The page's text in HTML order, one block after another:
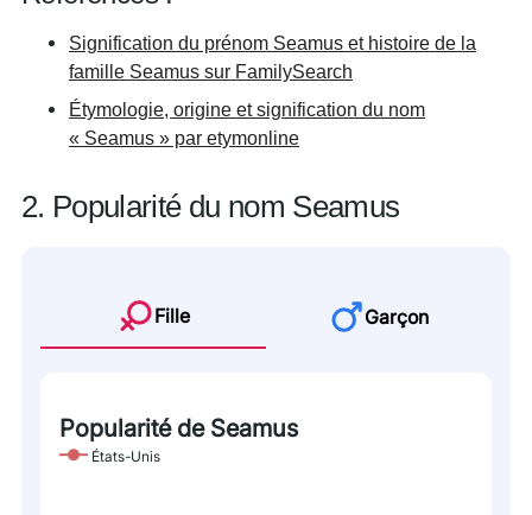
Signification du prénom Seamus et histoire de la
famille Seamus sur FamilySearch
Étymologie, origine et signification du nom
« Seamus » par etymonline
2. Popularité du nom Seamus
Fille Garçon
Popularité de Seamus
États-Unis